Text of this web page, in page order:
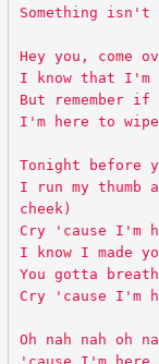
Something
Hey you, come
I know that I'm
But remember
I'm here to
Tonight before
I run my thumb
cheek)
Cry 'cause I'm
I know I made
You gotta
Cry 'cause I'm
Oh nah nah oh